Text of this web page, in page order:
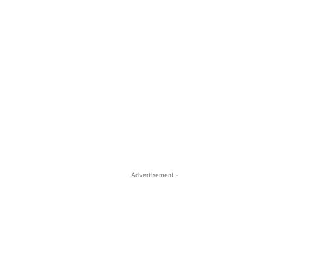
- Advertisement -